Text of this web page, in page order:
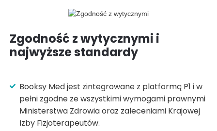
Zgodność z wytycznymi i
najwyższe standardy
Booksy Med jest zintegrowane z platformą P1 i w
pełni zgodne ze wszystkimi wymogami prawnymi
Ministerstwa Zdrowia oraz zaleceniami Krajowej
Izby Fizjoterapeutów.